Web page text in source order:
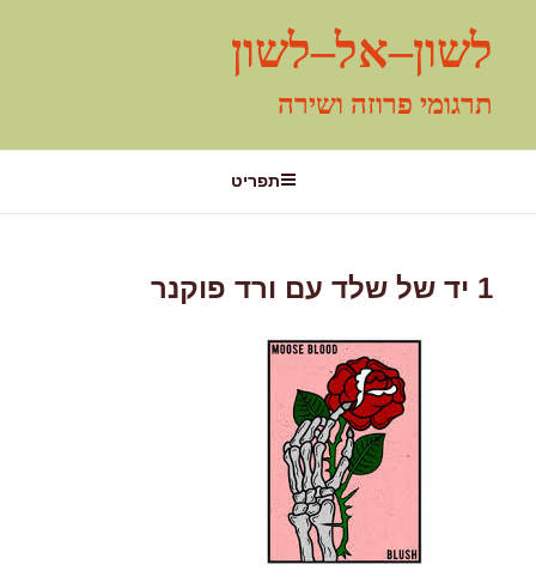
לתוכןלשון–אל–לשון
תרגומי פרוזה ושירה
תפריט
1 יד של שלד עם ורד פוקנר